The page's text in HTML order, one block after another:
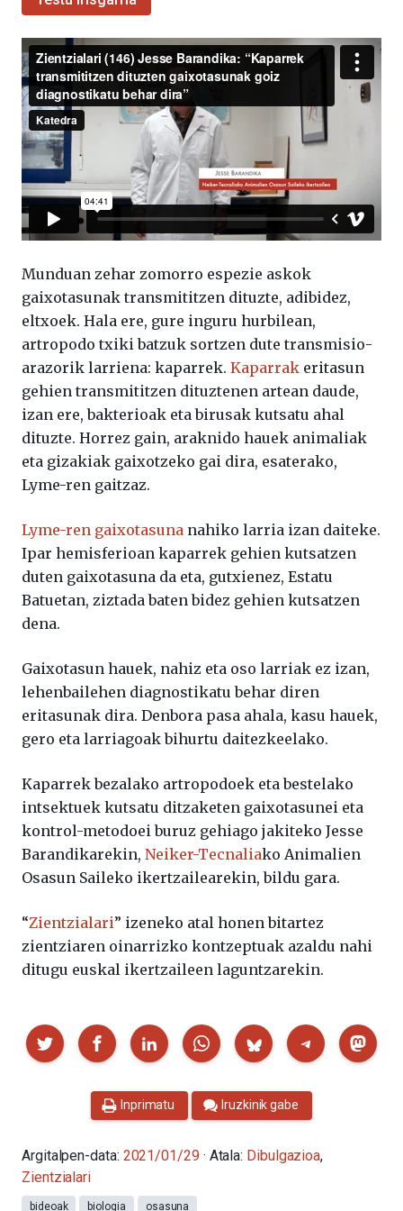
Munduan zehar zomorro espezie askok
gaixotasunak transmititzen dituzte, adibidez,
eltxoek. Hala ere, gure inguru hurbilean,
artropodo txiki batzuk sortzen dute transmisio-
arazorik larriena: kaparrek. Kaparrak eritasun
gehien transmititzen dituztenen artean daude,
izan ere, bakterioak eta birusak kutsatu ahal
dituzte. Horrez gain, araknido hauek animaliak
eta gizakiak gaixotzeko gai dira, esaterako,
Lyme-ren gaitzaz.
Lyme-ren gaixotasuna nahiko larria izan daiteke.
Ipar hemisferioan kaparrek gehien kutsatzen
duten gaixotasuna da eta, gutxienez, Estatu
Batuetan, ziztada baten bidez gehien kutsatzen
dena.
Gaixotasun hauek, nahiz eta oso larriak ez izan,
lehenbailehen diagnostikatu behar diren
eritasunak dira. Denbora pasa ahala, kasu hauek,
gero eta larriagoak bihurtu daitezkeelako.
Kaparrek bezalako artropodoek eta bestelako
intsektuek kutsatu ditzaketen gaixotasunei eta
kontrol-metodoei buruz gehiago jakiteko Jesse
Barandikarekin, Neiker-Tecnaliako Animalien
Osasun Saileko ikertzailearekin, bildu gara.
“Zientzialari” izeneko atal honen bitartez
zientziaren oinarrizko kontzeptuak azaldu nahi
ditugu euskal ikertzaileen laguntzarekin.
Partekatu
Inprimatu Iruzkinik gabe
Argitalpen-data: 2021/01/29 · Atala: Dibulgazioa,
Zientzialari
bideoak biologia osasuna